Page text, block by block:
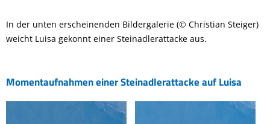
In der unten erscheinenden Bildergalerie (© Christian Steiger)
weicht Luisa gekonnt einer Steinadlerattacke aus.
Momentaufnahmen einer Steinadlerattacke auf Luisa